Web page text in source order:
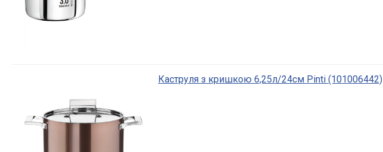
Каструля з кришкою 6,25л/24см Pinti (101006442)